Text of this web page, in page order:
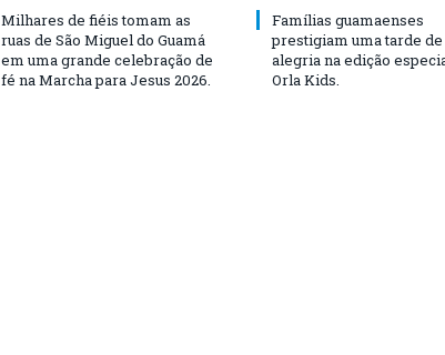
Milhares de fiéis tomam as
ruas de São Miguel do Guamá
em uma grande celebração de
fé na Marcha para Jesus 2026.
Famílias guamaenses
prestigiam uma tarde
alegria na edição
Orla Kids.